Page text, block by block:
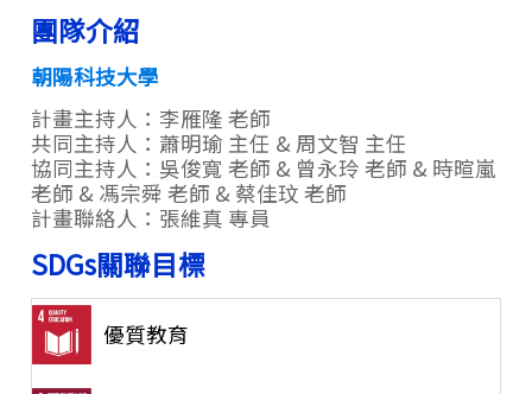
團隊介紹
朝陽科技大學
計畫主持人： 李雁隆 老師
共同主持人：蕭明瑜 主任 & 周文智 主任
協同主持人：吳俊寬 老師 & 曾永玲 老師 & 時暄嵐
老師 & 馮宗舜 老師 & 蔡佳玟 老師
計畫聯絡人：張維真 專員
SDGs關聯目標
優質教育